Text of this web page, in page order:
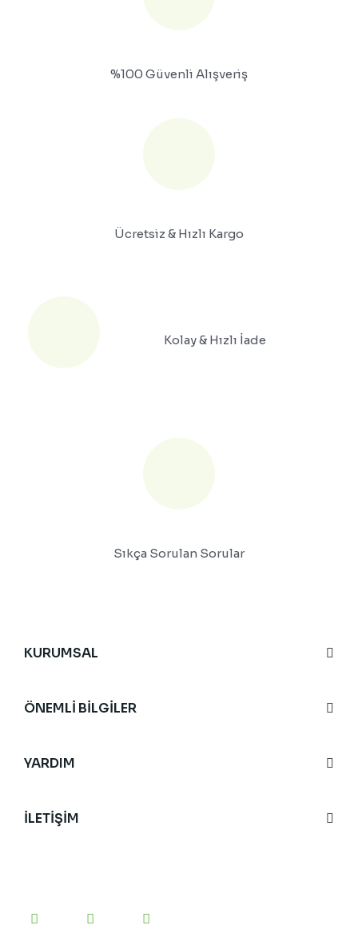
%100 Güvenli Alışveriş
Ücretsiz & Hızlı Kargo
Kolay & Hızlı İade
Sıkça Sorulan Sorular
KURUMSAL
ÖNEMLİ BİLGİLER
YARDIM
İLETİŞİM